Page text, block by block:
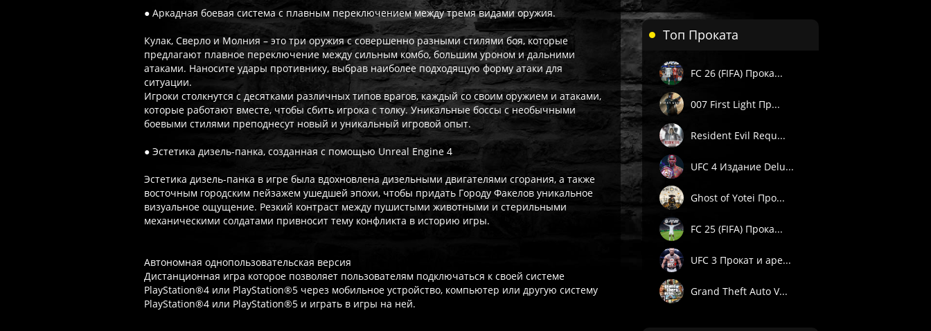
● Аркадная боевая система с плавным переключением между тремя видами оружия.
Кулак, Сверло и Молния – это три оружия с совершенно разными стилями боя, которые
предлагают плавное переключение между сильным комбо, большим уроном и дальними
атаками. Наносите удары противнику, выбрав наиболее подходящую форму атаки для
ситуации.
Игроки столкнутся с десятками различных типов врагов, каждый со своим оружием и атаками,
которые работают вместе, чтобы сбить игрока с толку. Уникальные боссы с необычными
боевыми стилями преподнесут новый и уникальный игровой опыт.
● Эстетика дизель-панка, созданная с помощью Unreal Engine 4
Эстетика дизель-панка в игре была вдохновлена дизельными двигателями сгорания, а также
восточным городским пейзажем ушедшей эпохи, чтобы придать Городу Факелов уникальное
визуальное ощущение. Резкий контраст между пушистыми животными и стерильными
механическими солдатами привносит тему конфликта в историю игры.
Автономная однопользовательская версия
Дистанционная игра которое позволяет пользователям подключаться к своей системе
PlayStation®4 или PlayStation®5 через мобильное устройство, компьютер или другую систему
PlayStation®4 или PlayStation®5 и играть в игры на ней.
Топ Проката
FC 26 (FIFA) Прока...
007 First Light Пр...
Resident Evil Requ...
UFC 4 Издание Delu...
Ghost of Yotei Про...
FC 25 (FIFA) Прока...
UFC 3 Прокат и аре...
Grand Theft Auto V...